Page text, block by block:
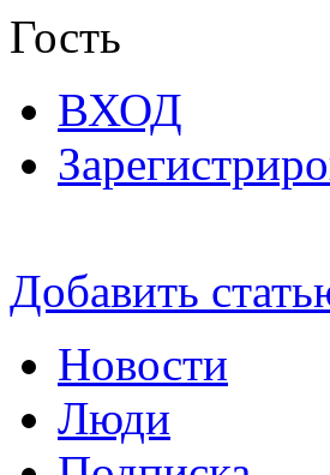
Гость
ВХОД
Добавить
Новости
Люди